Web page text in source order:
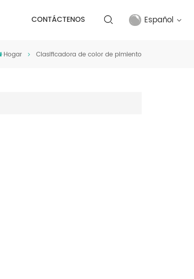
CONTÁCTENOS Español
Hogar Clasificadora de color de pimiento